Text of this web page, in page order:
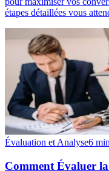
étapes détaillées vous
Évaluation et Analyse6 min
Comment Évaluer